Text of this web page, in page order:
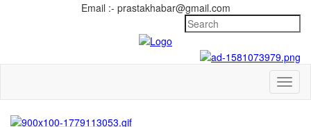
Email :- prastakhabar@gmail.com